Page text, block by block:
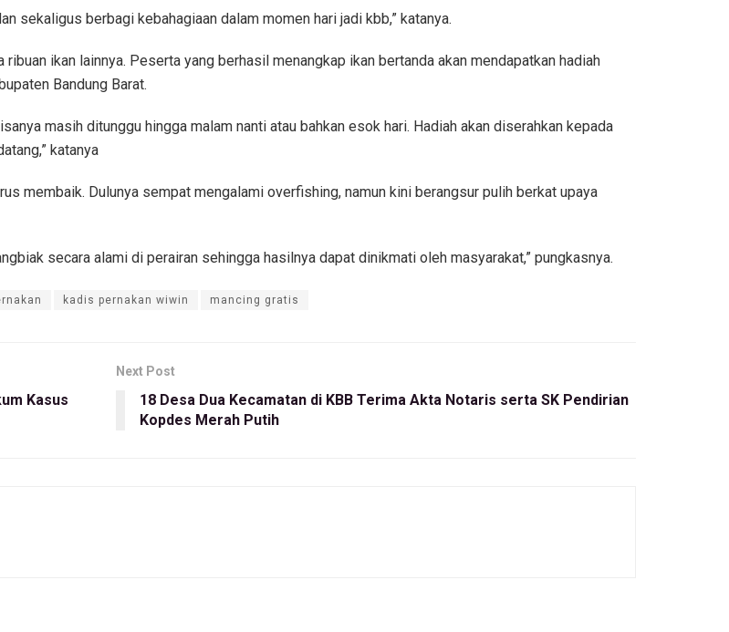
sekaligus berbagi kebahagiaan dalam momen hari jadi kbb,” katanya.
ikan lainnya. Peserta yang berhasil menangkap ikan bertanda akan mendapatkan hadiah
Bandung Barat.
masih ditunggu hingga malam nanti atau bahkan esok hari. Hadiah akan diserahkan kepada
katanya
membaik. Dulunya sempat mengalami overfishing, namun kini berangsur pulih berkat upaya
secara alami di perairan sehingga hasilnya dapat dinikmati oleh masyarakat,” pungkasnya.
kadis pernakan wiwin mancing gratis
Kasus
Next Post
18 Desa Dua Kecamatan di KBB Terima Akta Notaris serta SK Pendirian
Kopdes Merah Putih